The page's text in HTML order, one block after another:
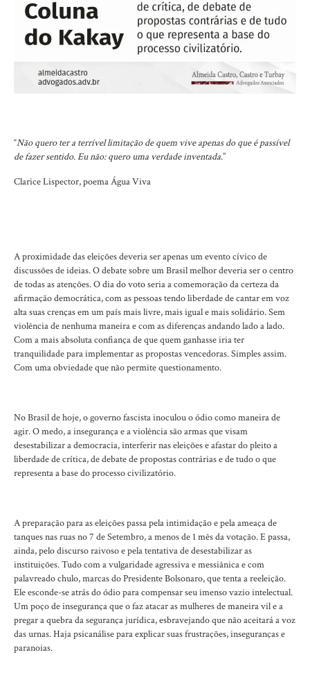
“Não quero ter a terrível limitação de quem vive apenas do que é passível
de fazer sentido. Eu não: quero uma verdade inventada.”
Clarice Lispector, poema Água Viva
A proximidade das eleições deveria ser apenas um evento cívico de
discussões de ideias. O debate sobre um Brasil melhor deveria ser o centro
de todas as atenções. O dia do voto seria a comemoração da certeza da
afirmação democrática, com as pessoas tendo liberdade de cantar em voz
alta suas crenças em um país mais livre, mais igual e mais solidário. Sem
violência de nenhuma maneira e com as diferenças andando lado a lado.
Com a mais absoluta confiança de que quem ganhasse iria ter
tranquilidade para implementar as propostas vencedoras. Simples assim.
Com uma obviedade que não permite questionamento.
No Brasil de hoje, o governo fascista inoculou o ódio como maneira de
agir. O medo, a insegurança e a violência são armas que visam
desestabilizar a democracia, interferir nas eleições e afastar do pleito a
liberdade de crítica, de debate de propostas contrárias e de tudo o que
representa a base do processo civilizatório.
A preparação para as eleições passa pela intimidação e pela ameaça de
tanques nas ruas no 7 de Setembro, a menos de 1 mês da votação. E passa,
ainda, pelo discurso raivoso e pela tentativa de desestabilizar as
instituições. Tudo com a vulgaridade agressiva e messiânica e com
palavreado chulo, marcas do Presidente Bolsonaro, que tenta a reeleição.
Ele esconde-se atrás do ódio para compensar seu imenso vazio intelectual.
Um poço de insegurança que o faz atacar as mulheres de maneira vil e a
pregar a quebra da segurança jurídica, esbravejando que não aceitará a voz
das urnas. Haja psicanálise para explicar suas frustrações, inseguranças e
paranoias.